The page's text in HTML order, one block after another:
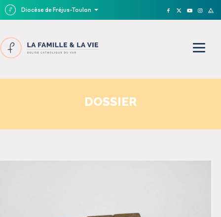
Diocèse de Fréjus-Toulon
DOSSIER